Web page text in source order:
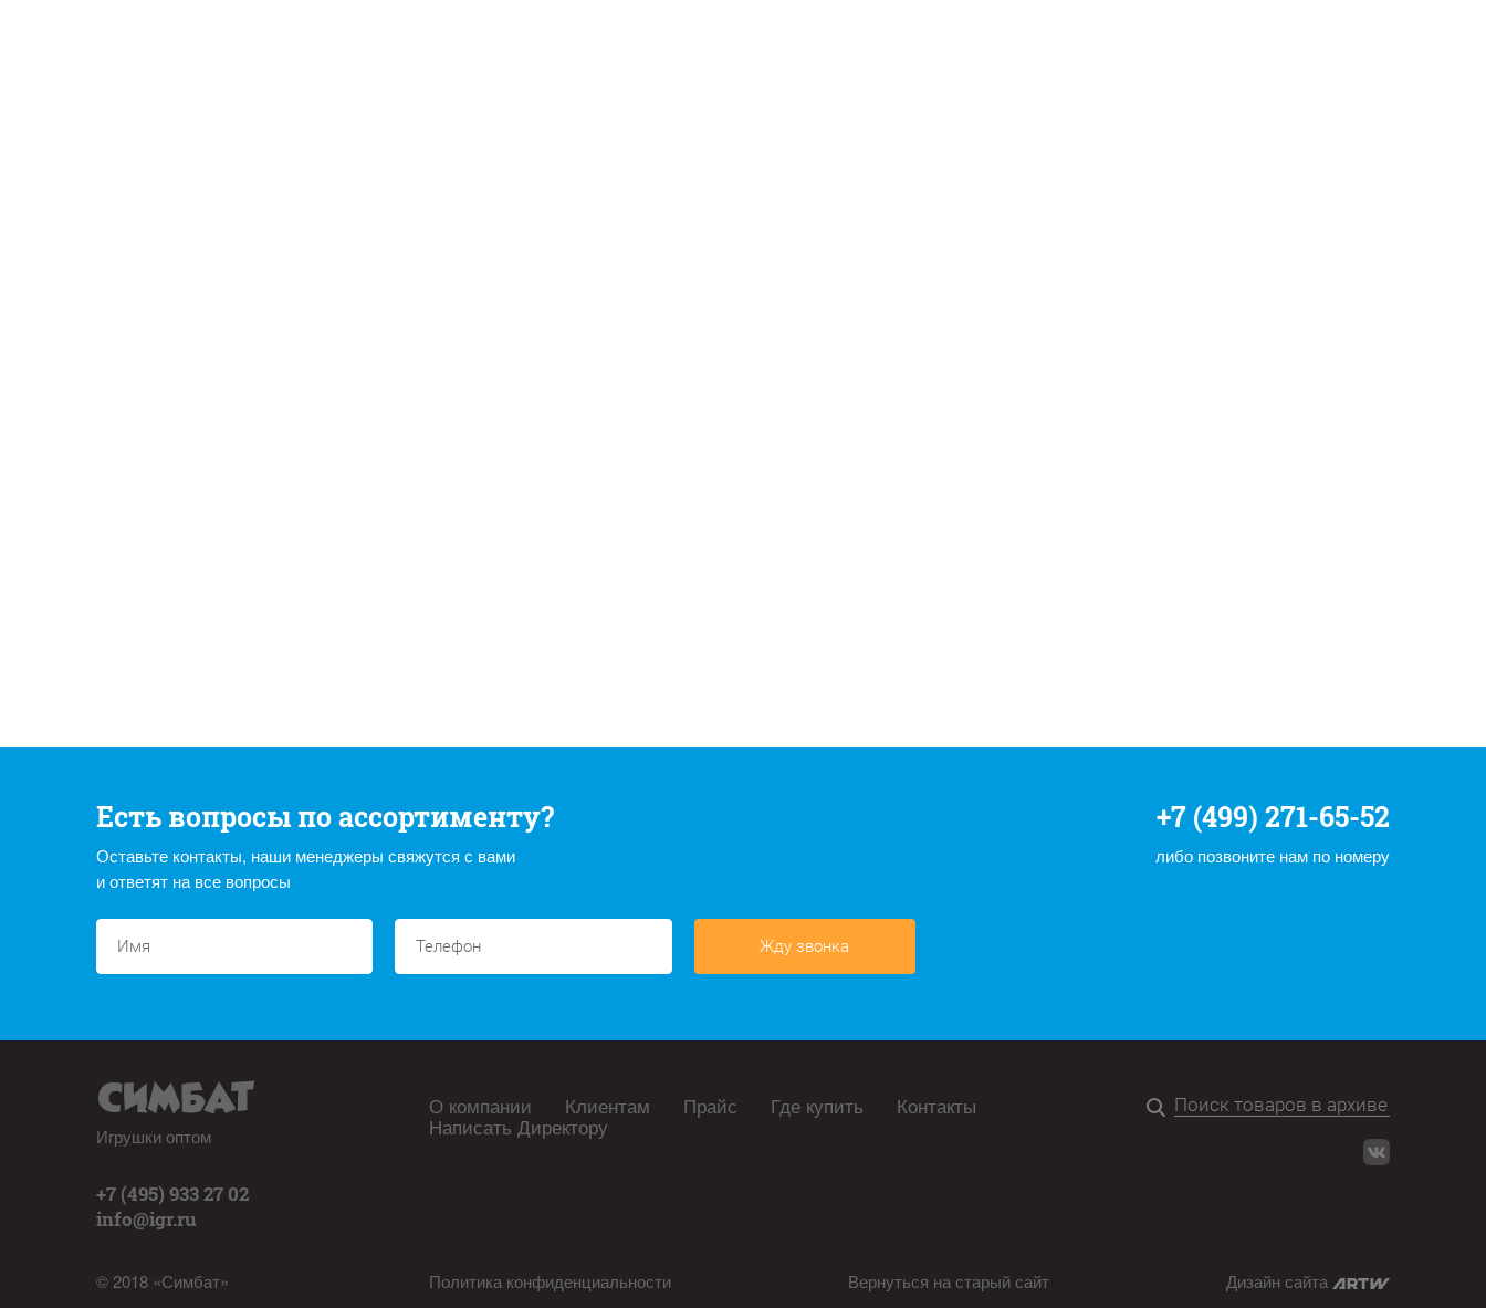
Есть вопросы по ассортименту?
Оставьте контакты, наши менеджеры свяжутся с вами
и ответят на все вопросы
+7 (499) 271-65-52
либо позвоните нам по номеру
Жду звонка
Игрушки оптом
+7 (495) 933 27 02
info@igr.ru
© 2018 «Симбат»
О компании Клиентам Прайс Где купить Контакты
Написать Директору
Политика конфиденциальности Вернуться на старый сайт Дизайн сайта